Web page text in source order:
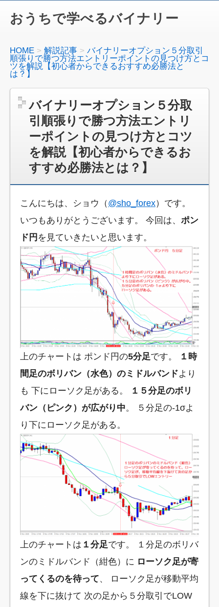
おうちで学べるバイナリー
HOME 解説記事
バイナリーオプション５分取引
順張りで勝つ方法エントリーポイントの見つけ方とコ
ツを解説【初心者からできるおすすめ必勝法と
は？】
バイナリーオプション５分取
引順張りで勝つ方法エントリ
ーポイントの見つけ方とコツ
を解説【初心者からできるお
すすめ必勝法とは？】
こんにちは、ショウ（ @sho_forex）です。
いつもありがとうございます。 今回は、 ポン
ド円 を見ていきたいと思います。
上のチャートは ポンド円の5分足です。
１時
間足のボリバン（水色）のミドルバンドより
も 下にローソク足がある。
１５分足のボリ
バン（ピンク）が広がり中。 ５分足の-1σよ
り下にローソク足がある。
上のチャートは １分足です。 １分足のボリバ
ンのミドルバンド（紺色）に ローソク足が寄
ってくるのを待って、 ローソク足が移動平均
線を下に抜けて 次の足から５分取引でLOW